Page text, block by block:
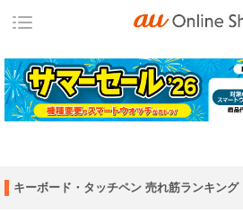
キーボード・タッチペン 売れ筋ランキング